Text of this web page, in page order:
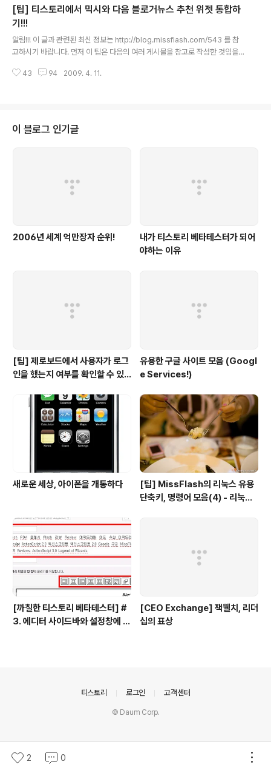
티스토리에서 카테고리 글 더보기 플러그인 위치 바꾸기!!!
위에 소개한 두 개의 포스트를 발행한 후 많은 분들이 설치
와 관련된 문의를 하셨습니다. 급하게 작성하느라 제대로
설명하지 못한 부분이 있기도 했지만, 티스토리 치환자 관
련 잘못 게시한 부분도 있었기 때문입니다. 하지만, 여러 이
웃들의 도움으로 문제를 하나씩 해결하면서 더 이상 수정
[팁] 티스토리에서 믹시와 다음 블로거뉴스 추천 위젯 통합하
기!!!
알림!!! 이 글과 관련된 최신 정보는 http://blog.missflash.com/543 를 참
고하시기 바랍니다. 먼저 이 팁은 다음의 여러 게시물을 참고로 작성한 것임을
쉽게 파악할 수 있으리라 생각합니다. 도아님의 믹시업과 블로거뉴스 대통합 플
뉴스 추천 위젯을 동시에 통합하는 방법은 아직 소개되지 않아... 오랫동안 탐내
왔던 추천 위젯 통합작업을 수행했습니다. 믹시 추천 위젯의 경우, mu..
43 94 2009. 4. 11.
이 블로그 인기글
2006년 세계 억만장자 순위!
내가 티스토리 베타테스터가 되어
야하는 이유
[팁] 제로보드에서 사용자가 로그
인을 했는지 여부를 확인할 수 있
유용한 구글 사이트 모음 (Googl
e Services!)
새로운 세상, 아이폰을 개통하다
[팁] MissFlash의 리눅스 유용
단축키, 명령어 모음(4) - 리눅스
[까칠한 티스토리 베타테스터] #
3. 에디터 사이드바와 설정창에 대
[CEO Exchange] 잭웰치, 리더
십의 표상
2 0
티스토리 로그인 고객센터
© Daum Corp.